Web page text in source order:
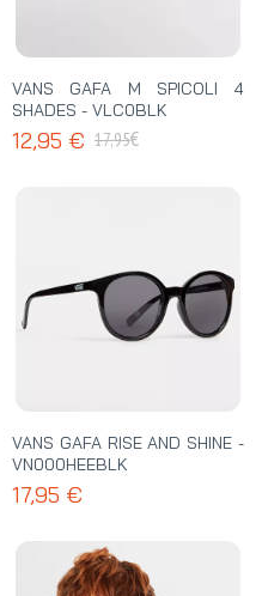
VANS GAFA M SPICOLI 4
SHADES - VLC0BLK
12,95 € 17,95€
VANS GAFA RISE AND SHINE -
VN000HEEBLK
17,95 €